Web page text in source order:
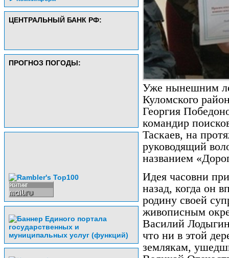
ЦЕНТРАЛЬНЫЙ БАНК РФ:
ПРОГНОЗ ПОГОДЫ:
Уже нынешним
Куломского
Георгия
командир
Таскаев, на
руководящий
названием
Идея часовни
назад, когда он
родину своей
живописным
Василий
что ни в этой
землякам,